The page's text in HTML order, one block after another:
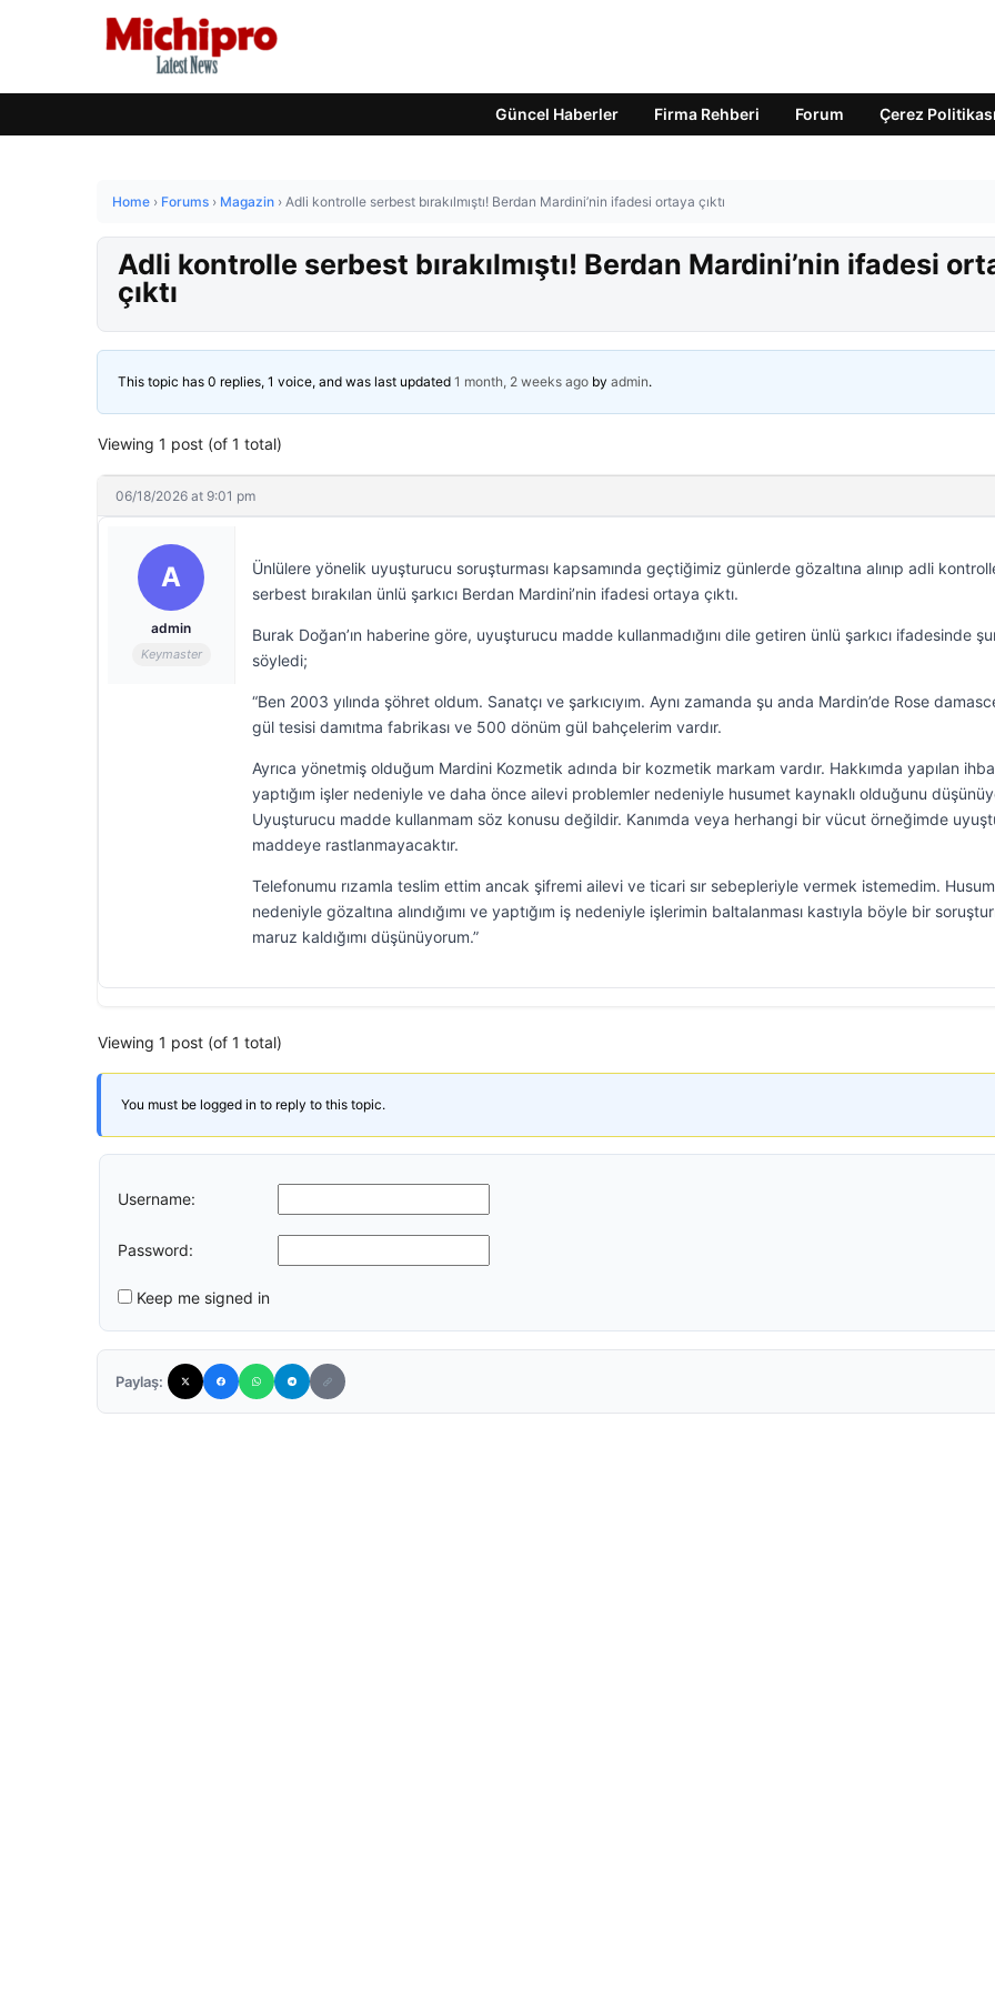
Güncel Haberler Firma Rehberi Forum Çerez Politikası
Home › Forums › Magazin › Adli kontrolle serbest bırakılmıştı! Berdan Mardini’nin ifadesi ortaya çıktı
Adli kontrolle serbest bırakılmıştı! Berdan Mardini’nin ifadesi
çıktı
This topic has 0 replies, 1 voice, and was last updated 1 month, 2 weeks ago by admin.
Viewing 1 post (of 1 total)
06/18/2026 at 9:01 pm
A
admin
Keymaster
Ünlülere yönelik uyuşturucu soruşturması kapsamında geçtiğimiz günlerde gözaltına alınıp adli
serbest bırakılan ünlü şarkıcı Berdan Mardini’nin ifadesi ortaya çıktı.
Burak Doğan’ın haberine göre, uyuşturucu madde kullanmadığını dile getiren ünlü şarkıcı ifadesinde
söyledi;
“Ben 2003 yılında şöhret oldum. Sanatçı ve şarkıcıyım. Aynı zamanda şu anda Mardin’de Rose
gül tesisi damıtma fabrikası ve 500 dönüm gül bahçelerim vardır.
Ayrıca yönetmiş olduğum Mardini Kozmetik adında bir kozmetik markam vardır. Hakkımda yapılan
yaptığım işler nedeniyle ve daha önce ailevi problemler nedeniyle husumet kaynaklı olduğunu
Uyuşturucu madde kullanmam söz konusu değildir. Kanımda veya herhangi bir vücut örneğimde
maddeye rastlanmayacaktır.
Telefonumu rızamla teslim ettim ancak şifremi ailevi ve ticari sır sebepleriyle vermek istemedim.
nedeniyle gözaltına alındığımı ve yaptığım iş nedeniyle işlerimin baltalanması kastıyla böyle bir
maruz kaldığımı düşünüyorum.”
Viewing 1 post (of 1 total)
You must be logged in to reply to this topic.
Username:
Password:
Keep me signed in
Paylaş: